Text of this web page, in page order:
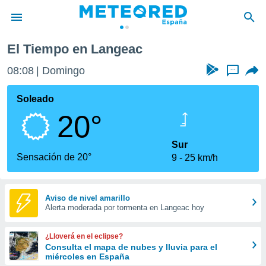
de
por
que se
calidad.
a este
las
y
forma
digital
basada
El Tiempo en Langeac
08:08 Domingo ...
Soleado
20°
Sensación de 20°
Sur
9
25 km/h
Aviso de nivel amarillo
Alerta moderada por tormenta en Langeac hoy
¿Lloverá en el eclipse?
Consulta el mapa de nubes y lluvia para el
miércoles en España